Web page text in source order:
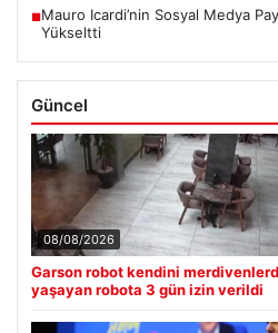
■Mauro Icardi’nin Sosyal Medya
Yükseltti
Güncel
08/08/2026
Garson robot kendini
yaşayan robota 3 gün izin verildi